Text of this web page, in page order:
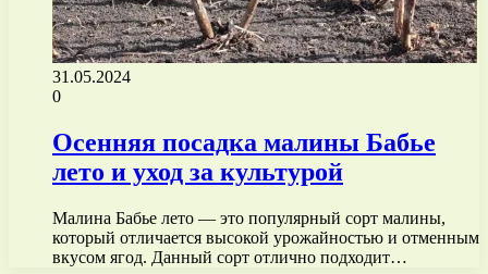
31.05.2024
0
Осенняя посадка малины Бабье
лето и уход за культурой
Малина Бабье лето — это популярный сорт малины,
который отличается высокой урожайностью и отменным
вкусом ягод. Данный сорт отлично подходит…